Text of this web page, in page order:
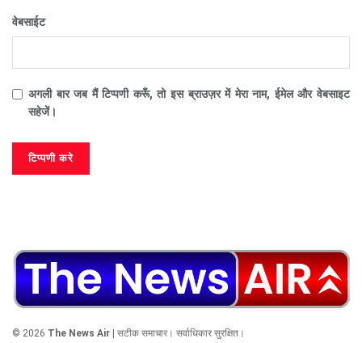
वेबसाईट
अगली बार जब मैं टिप्पणी करूँ, तो इस ब्राउज़र में मेरा नाम, ईमेल और वेबसाइट
सहेजें।
© 2026 The News Air | सटीक समाचार। सर्वाधिकार सुरक्षित।